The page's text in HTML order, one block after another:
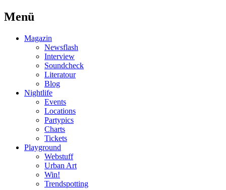
Menü
Magazin
Newsflash
Interview
Soundcheck
Literatour
Blog
Nightlife
Events
Locations
Partypics
Charts
Tickets
Playground
Webstuff
Urban Art
Win!
Trendspotting